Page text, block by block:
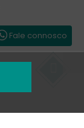
Fale connosco